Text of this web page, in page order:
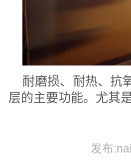
耐磨损、耐热、抗
层的主要功能。尤其
发布